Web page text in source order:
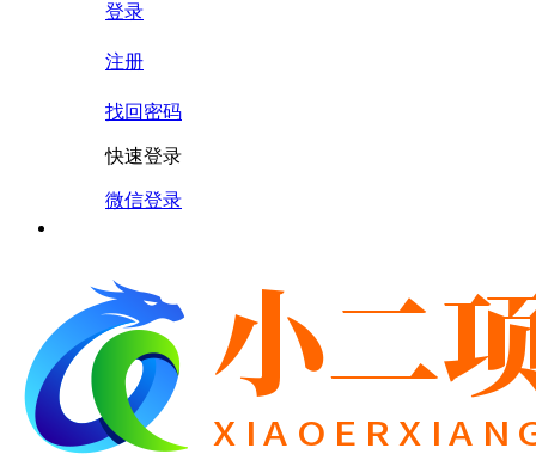
登录
注册
找回密码
快速登录
微信登录